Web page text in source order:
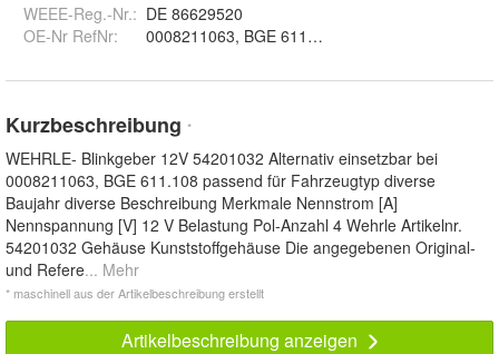
WEEE-Reg.-Nr.: DE 86629520
OE-Nr RefNr: 0008211063, BGE 611.108
Kurzbeschreibung *
WEHRLE- Blinkgeber 12V 54201032 Alternativ einsetzbar bei
0008211063, BGE 611.108 passend für Fahrzeugtyp diverse
Baujahr diverse Beschreibung Merkmale Nennstrom [A]
Nennspannung [V] 12 V Belastung Pol-Anzahl 4 Wehrle Artikelnr.
54201032 Gehäuse Kunststoffgehäuse Die angegebenen Original-
und Refere... Mehr
* maschinell aus der Artikelbeschreibung erstellt
Artikelbeschreibung anzeigen